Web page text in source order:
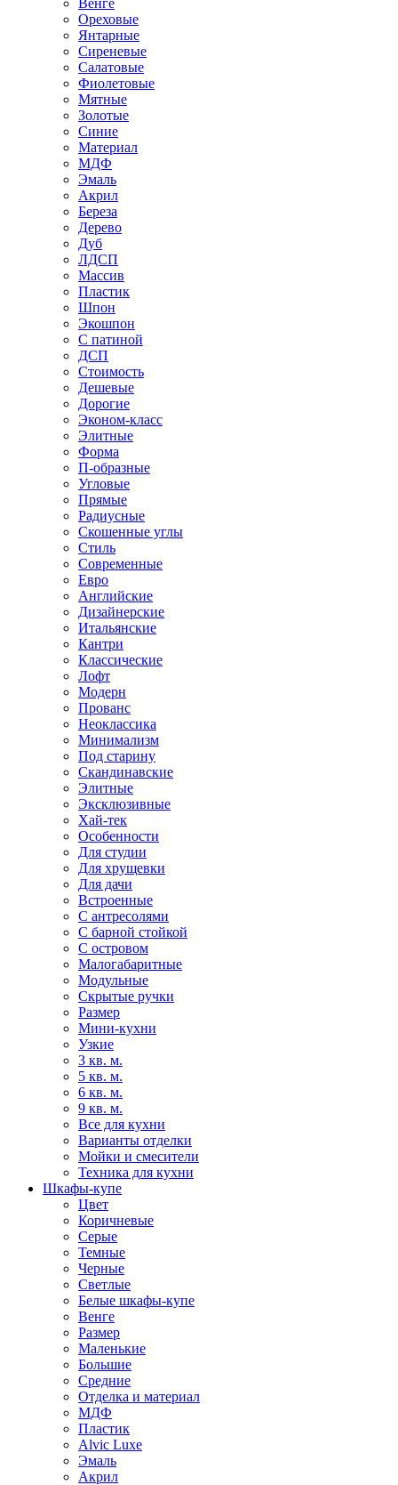
Венге
Ореховые
Янтарные
Сиреневые
Салатовые
Фиолетовые
Мятные
Золотые
Синие
Материал
МДФ
Эмаль
Акрил
Береза
Дерево
Дуб
ЛДСП
Массив
Пластик
Шпон
Экошпон
С патиной
ДСП
Стоимость
Дешевые
Дорогие
Эконом-класс
Элитные
Форма
П-образные
Угловые
Прямые
Радиусные
Скошенные углы
Стиль
Современные
Евро
Английские
Дизайнерские
Итальянские
Кантри
Классические
Лофт
Модерн
Прованс
Неоклассика
Минимализм
Под старину
Скандинавские
Элитные
Эксклюзивные
Хай-тек
Особенности
Для студии
Для хрущевки
Для дачи
Встроенные
С антресолями
С барной стойкой
С островом
Малогабаритные
Модульные
Скрытые ручки
Размер
Мини-кухни
Узкие
3 кв. м.
5 кв. м.
6 кв. м.
9 кв. м.
Все для кухни
Варианты отделки
Мойки и смесители
Техника для кухни
Шкафы-купе
Цвет
Коричневые
Серые
Темные
Черные
Светлые
Белые шкафы-купе
Венге
Размер
Маленькие
Большие
Средние
Отделка и материал
МДФ
Пластик
Alvic Luxe
Эмаль
Акрил